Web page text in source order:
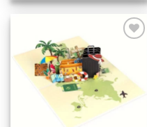
ønskeliste